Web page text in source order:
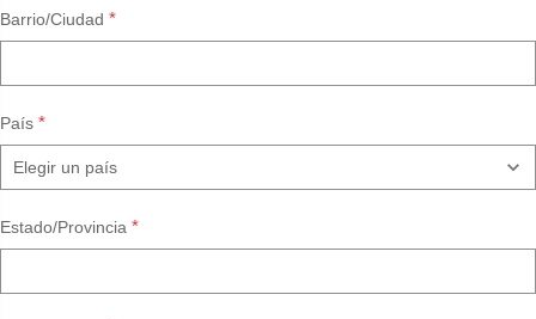
Barrio/Ciudad *
País *
Estado/Provincia *